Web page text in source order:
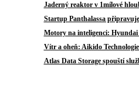
Jaderný reaktor v 1mílové
Startup Panthalassa
Motory na inteligenci:
Vítr a oheň: Aikido
Atlas Data Storage spouští